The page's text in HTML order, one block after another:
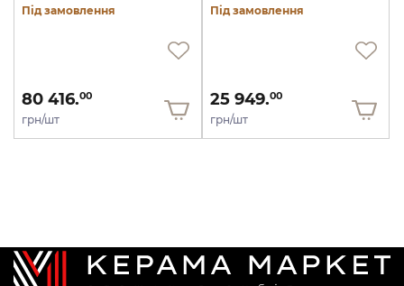
Під замовлення
80 416.00
грн/шт
Під замовлення
25 949.00
грн/шт